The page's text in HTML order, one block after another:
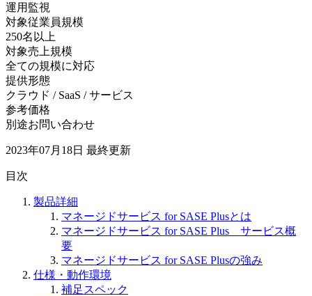
運用監視
対象従業員規模
250名以上
対象売上規模
全ての規模に対応
提供形態
クラウド / SaaS / サービス
参考価格
別途お問い合わせ
2023年07月18日 最終更新
目次
製品詳細
マネージドサービス for SASE Plusとは
マネージドサービス for SASE Plus サービス概
要
マネージドサービス for SASE Plusの強み
仕様・動作環境
補足スペック